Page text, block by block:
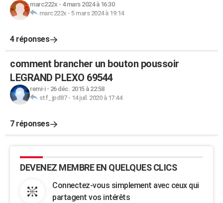
marc222x - 4 mars 2024 à 16:30
marc222x - 5 mars 2024 à 19:14
4 réponses
comment brancher un bouton poussoir
LEGRAND PLEXO 69544
remi-i- 26 déc. 2015 à 22:58
stf_jpd87- 14 juil. 2020 à 17:44
7 réponses
DEVENEZ MEMBRE EN QUELQUES CLICS
Connectez-vous simplement avec ceux qui
partagent vos intérêts